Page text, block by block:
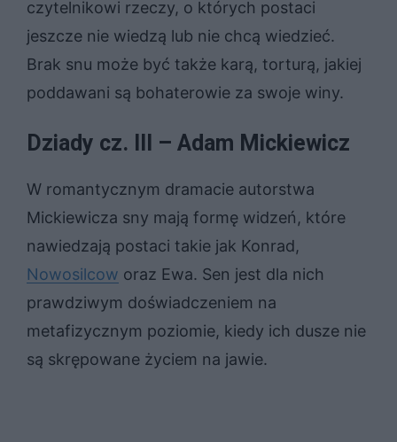
czytelnikowi rzeczy, o których postaci
jeszcze nie wiedzą lub nie chcą wiedzieć.
Brak snu może być także karą, torturą, jakiej
poddawani są bohaterowie za swoje winy.
Dziady cz. III – Adam Mickiewicz
W romantycznym dramacie autorstwa
Mickiewicza sny mają formę widzeń, które
nawiedzają postaci takie jak Konrad,
Nowosilcow oraz Ewa. Sen jest dla nich
prawdziwym doświadczeniem na
metafizycznym poziomie, kiedy ich dusze nie
są skrępowane życiem na jawie.